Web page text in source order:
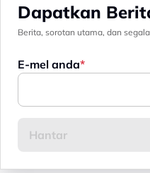
Dapatkan
Berita, sorotan utama, dan
E-mel anda